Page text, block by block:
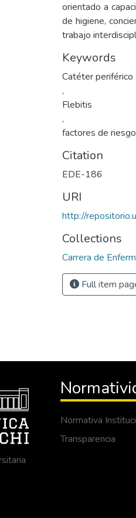
orientado a
de higiene,
trabajo
Keywords
Catéter periférico
,
Flebitis
,
factores de riesgo
Citation
EDE-186
URI
http://
Collections
Carrera de
Full item
Normativa
Transparencia